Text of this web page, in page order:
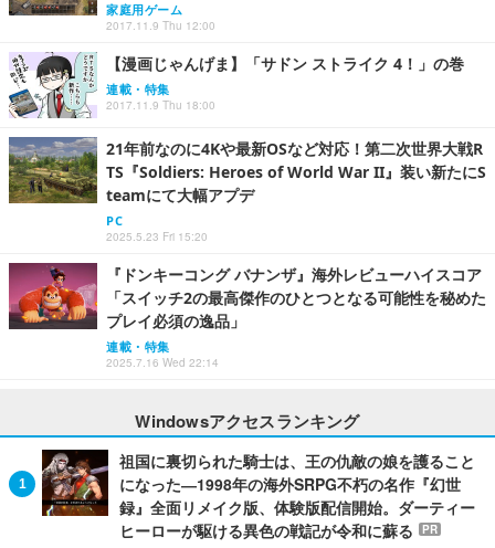
家庭用ゲーム
2017.11.9 Thu 12:00
【漫画じゃんげま】「サドン ストライク 4！」の巻
連載・特集
2017.11.9 Thu 18:00
21年前なのに4Kや最新OSなど対応！第二次世界大戦R
TS『Soldiers: Heroes of World War II』装い新たにS
teamにて大幅アプデ
PC
2025.5.23 Fri 15:20
『ドンキーコング バナンザ』海外レビューハイスコア
「スイッチ2の最高傑作のひとつとなる可能性を秘めた
プレイ必須の逸品」
連載・特集
2025.7.16 Wed 22:14
Windowsアクセスランキング
祖国に裏切られた騎士は、王の仇敵の娘を護ること
になった―1998年の海外SRPG不朽の名作『幻世
録』全面リメイク版、体験版配信開始。ダーティー
ヒーローが駆ける異色の戦記が令和に蘇る
PR